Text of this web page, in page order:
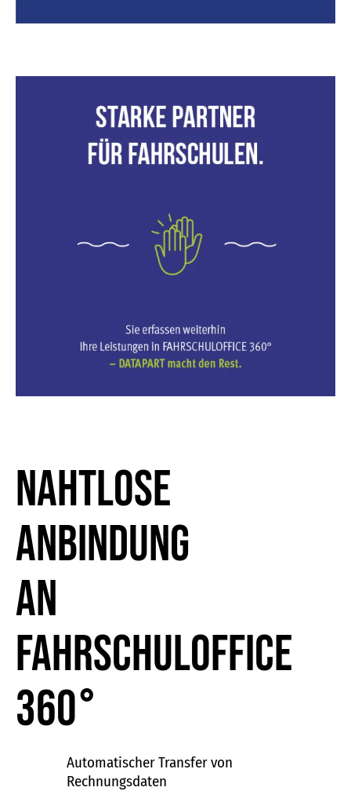
Nahtlose
Anbindung
an
FAHRSCHULOFFICE
360°
Automatischer Transfer von
Rechnungsdaten